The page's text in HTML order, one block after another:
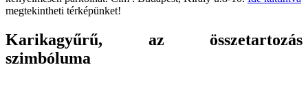
megtekintheti térképünket!
Karikagyűrű, az összetartozás
szimbóluma